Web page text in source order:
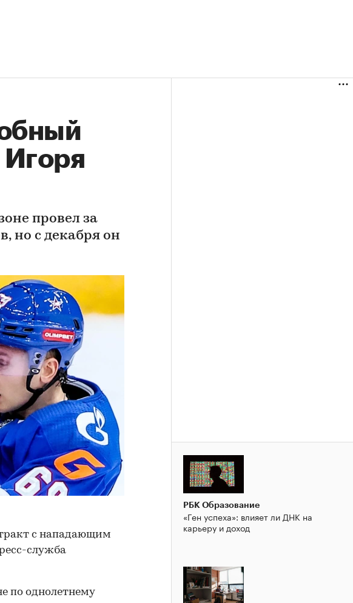
Игоря
провел за
но с декабря он
с нападающим
служба
по однолетнему
РБК Образование
«Ген успеха»: влияет ли ДНК на
карьеру и доход